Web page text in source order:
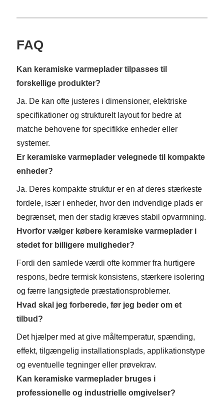
FAQ
Kan keramiske varmeplader tilpasses til
forskellige produkter?
Ja. De kan ofte justeres i dimensioner, elektriske
specifikationer og strukturelt layout for bedre at
matche behovene for specifikke enheder eller
systemer.
Er keramiske varmeplader velegnede til kompakte
enheder?
Ja. Deres kompakte struktur er en af ​​deres stærkeste
fordele, især i enheder, hvor den indvendige plads er
begrænset, men der stadig kræves stabil opvarmning.
Hvorfor vælger købere keramiske varmeplader i
stedet for billigere muligheder?
Fordi den samlede værdi ofte kommer fra hurtigere
respons, bedre termisk konsistens, stærkere isolering
og færre langsigtede præstationsproblemer.
Hvad skal jeg forberede, før jeg beder om et
tilbud?
Det hjælper med at give måltemperatur, spænding,
effekt, tilgængelig installationsplads, applikationstype
og eventuelle tegninger eller prøvekrav.
Kan keramiske varmeplader bruges i
professionelle og industrielle omgivelser?